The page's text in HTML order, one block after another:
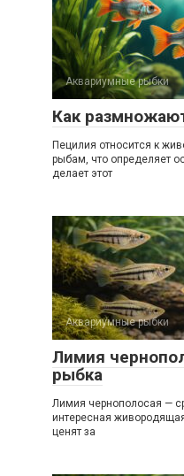
Аквариумные рыбки
Как
Пецилия относится к
рыбам, что определяет
делает этот
Аквариумные рыбки
Лимия
рыбка
Лимия чернополосая —
интересная
ценят за